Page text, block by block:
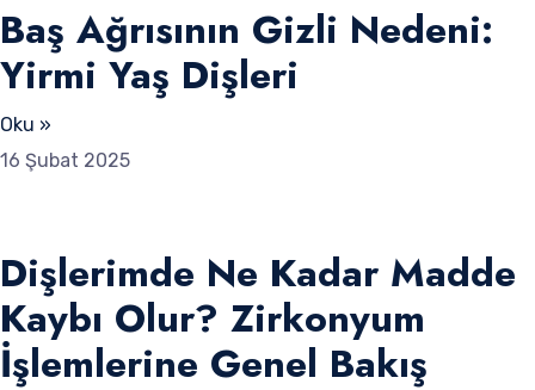
Baş Ağrısının Gizli Nedeni:
Yirmi Yaş Dişleri
Oku »
16 Şubat 2025
Dişlerimde Ne Kadar Madde
Kaybı Olur? Zirkonyum
İşlemlerine Genel Bakış